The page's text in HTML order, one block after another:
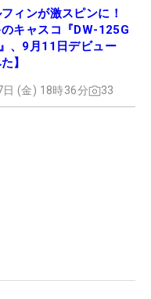
ィンが激スピンに！
キャスコ『DW-125G
、9月11日デビュー
】
(金) 18時36分 33